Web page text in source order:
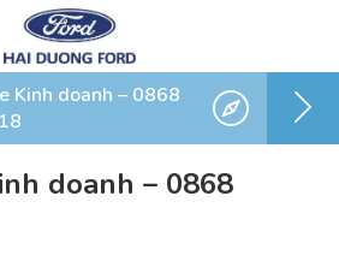
Kinh doanh – 0868
doanh – 0868